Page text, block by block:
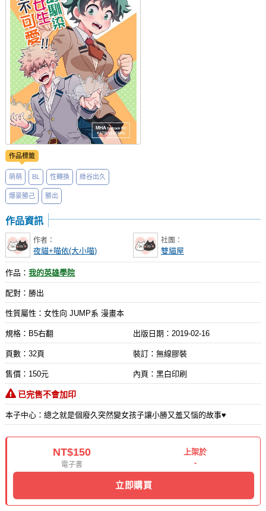
社團管理中心
登入BOOKY委託管理
作品標籤
萌萌 BL 性轉換 綠谷出久
爆豪勝己 勝出
作品資訊
作者：
夜貓+喵依(大小喵)
社團：
雙貓屋
作品：我的英雄學院
配對：勝出
性質屬性：女性向 JUMP系 漫畫本
規格：B5右翻 出版日期： 2019-02-16
頁數：32頁 裝訂：無線膠裝
售價：150元 內頁：黑白印刷
已完售不會加印
本子中心：總之就是個廢久突然變女孩子讓小勝又羞又惱的故事♥
NT$150
電子書
上架於
-
立即購買